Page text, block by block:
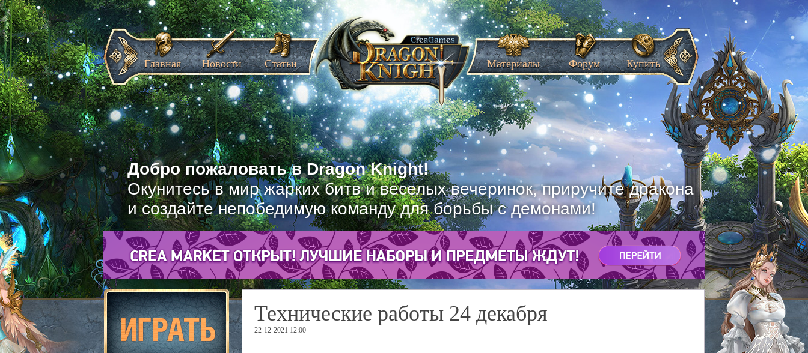
Добро пожаловать в Dragon Knight!
Окунитесь в мир жарких битв и веселых вечеринок, приручите дракона
и создайте непобедимую команду для борьбы с демонами!
Главная Новости Статьи Материалы Форум Купить
Технические работы 24 декабря
22-12-2021 12:00